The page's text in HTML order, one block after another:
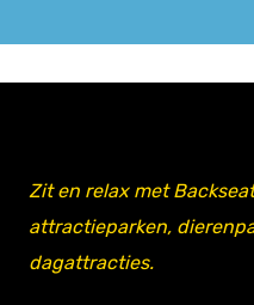
Zit en relax met
attractieparken,
dagattracties.